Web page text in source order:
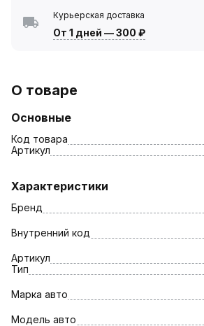
Курьерская доставка
От 1 дней —300 ₽
О товаре
Основные
Код товара
Артикул
Характеристики
Бренд
Внутренний код
Артикул
Тип
Марка авто
Модель авто